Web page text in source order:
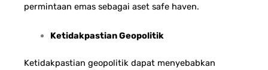
permintaan emas sebagai aset safe haven.
Ketidakpastian Geopolitik
Ketidakpastian geopolitik dapat menyebabkan